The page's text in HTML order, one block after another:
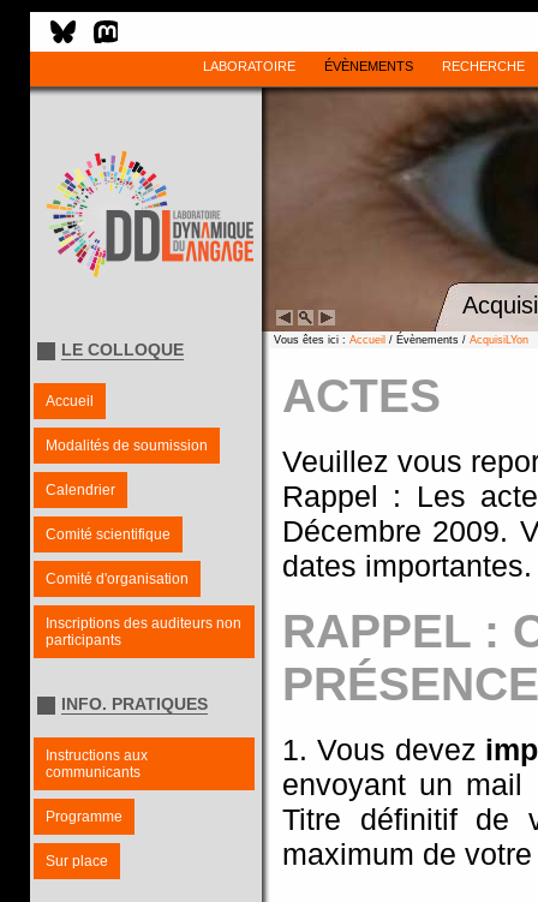
LABORATOIRE ÉVÈNEMENTS RECHERCHE
LE COLLOQUE
Accueil
Modalités de soumission
Calendrier
Comité scientifique
Comité d'organisation
Inscriptions des auditeurs non
participants
INFO. PRATIQUES
Instructions aux
communicants
Programme
Sur place
Vous êtes ici : Accueil / Évènements / AcquisiLYon
ACTES
Veuillez vous
Rappel : Les
Décembre 2009.
dates importantes.
RAPPEL :
1. Vous devez
envoyant un
Titre définitif de
maximum de